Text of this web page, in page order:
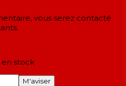
vous serez contacté
stock
M'aviser